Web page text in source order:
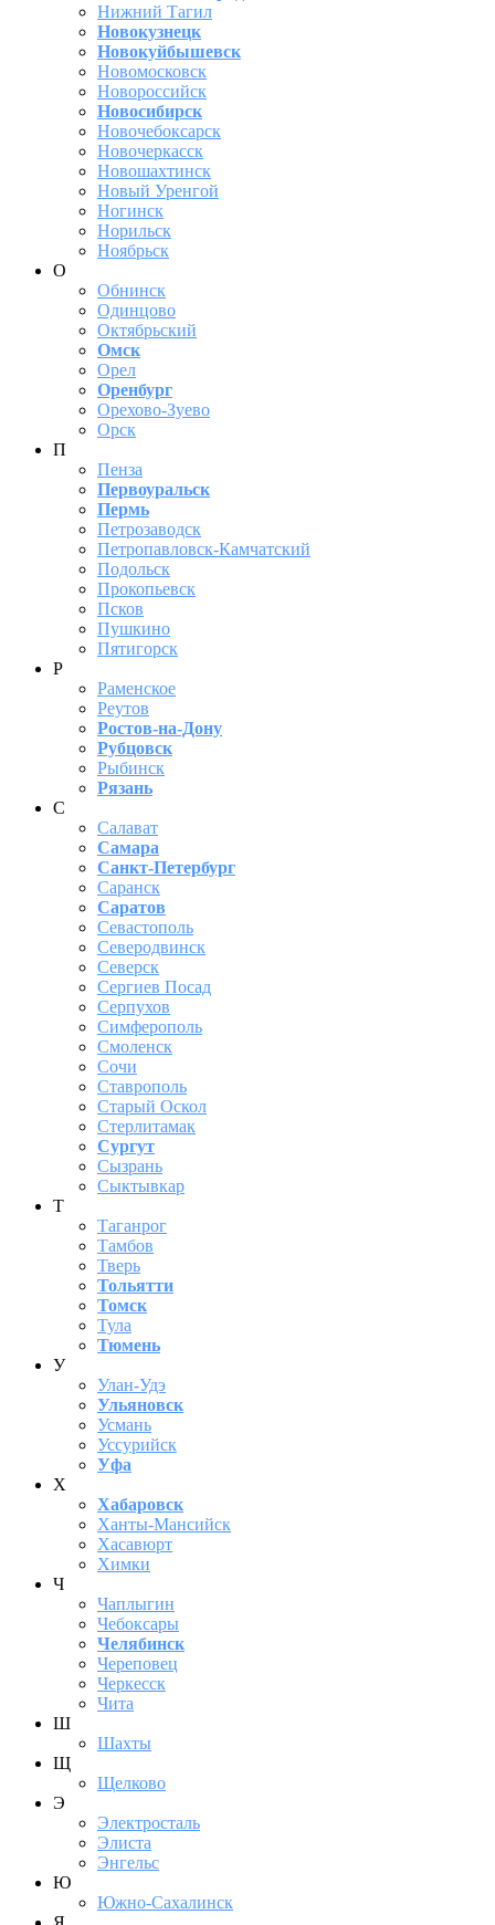
Нижний Тагил
Новокузнецк
Новокуйбышевск
Новомосковск
Новороссийск
Новосибирск
Новочебоксарск
Новочеркасск
Новошахтинск
Новый Уренгой
Ногинск
Норильск
Ноябрьск
О
Обнинск
Одинцово
Октябрьский
Омск
Орел
Оренбург
Орехово-Зуево
Орск
П
Пенза
Первоуральск
Пермь
Петрозаводск
Петропавловск-Камчатский
Подольск
Прокопьевск
Псков
Пушкино
Пятигорск
Р
Раменское
Реутов
Ростов-на-Дону
Рубцовск
Рыбинск
Рязань
С
Салават
Самара
Санкт-Петербург
Саранск
Саратов
Севастополь
Северодвинск
Северск
Сергиев Посад
Серпухов
Симферополь
Смоленск
Сочи
Ставрополь
Старый Оскол
Стерлитамак
Сургут
Сызрань
Сыктывкар
Т
Таганрог
Тамбов
Тверь
Тольятти
Томск
Тула
Тюмень
У
Улан-Удэ
Ульяновск
Усмань
Уссурийск
Уфа
Х
Хабаровск
Ханты-Мансийск
Хасавюрт
Химки
Ч
Чаплыгин
Чебоксары
Челябинск
Череповец
Черкесск
Чита
Ш
Шахты
Щ
Щелково
Э
Электросталь
Элиста
Энгельс
Ю
Южно-Сахалинск